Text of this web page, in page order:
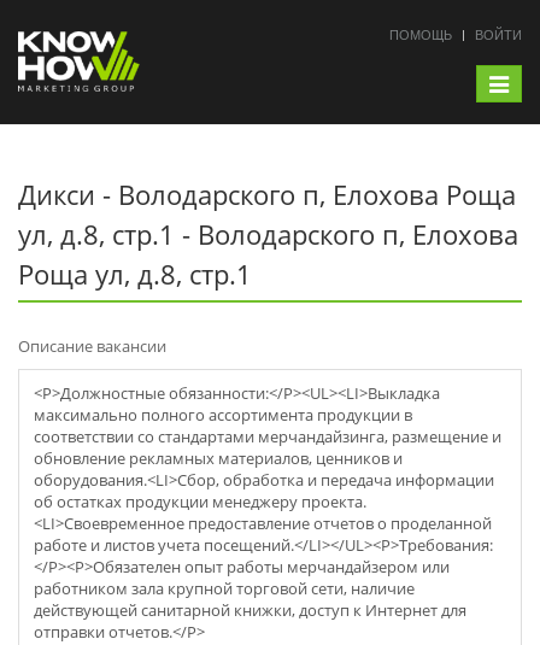
ПОМОЩЬ ВОЙТИ
Toggle
Дикси - Володарского п, Елохова Роща
ул, д.8, стр.1 - Володарского п, Елохова
Роща ул, д.8, стр.1
Описание вакансии
<P>Должностные обязанности:</P><UL><LI>Выкладка
максимально полного ассортимента продукции в
соответствии со стандартами мерчaндайзинга, размещение и
обновление рекламных материалов, ценников и
оборудования.<LI>Сбор, обработка и передача информации
об остатках продукции менеджеру проекта.
<LI>Своевременное предоставление отчетов о проделанной
работе и листов учета посещений.</LI></UL><P>Требования:
</P><P>Обязателен опыт работы мерчaндайзером или
работником зала крупной торговой сети, наличие
действующей санитарной книжки, доступ к Интернет для
отправки отчетов.</P>